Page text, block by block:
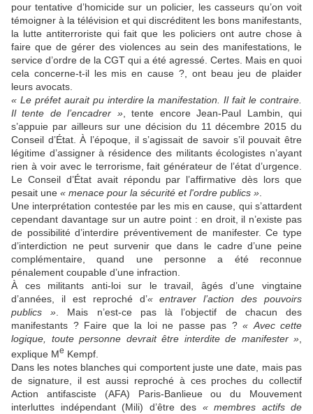
pour tentative d’homicide sur un policier, les casseurs qu’on voit
témoigner à la télévision et qui discréditent les bons manifestants,
la lutte antiterroriste qui fait que les policiers ont autre chose à
faire que de gérer des violences au sein des manifestations, le
service d’ordre de la CGT qui a été agressé. Certes. Mais en quoi
cela concerne-t-il les mis en cause ?, ont beau jeu de plaider
leurs avocats.
« Le préfet aurait pu interdire la manifestation. Il fait le contraire.
Il tente de l’encadrer », tente encore Jean-Paul Lambin, qui
s’appuie par ailleurs sur une décision du 11 décembre 2015 du
Conseil d’État. À l’époque, il s’agissait de savoir s’il pouvait être
légitime d’assigner à résidence des militants écologistes n’ayant
rien à voir avec le terrorisme, fait générateur de l’état d’urgence.
Le Conseil d’État avait répondu par l’affirmative dès lors que
pesait une « menace pour la sécurité et l'ordre publics »
Une interprétation contestée par les mis en cause, qui s’attardent
cependant davantage sur un autre point : en droit, il n’existe pas
de possibilité d’interdire préventivement de manifester. Ce type
d’interdiction ne peut survenir que dans le cadre d’une peine
complémentaire, quand une personne a été reconnue
pénalement coupable d’une infraction.
À ces militants anti-loi sur le travail, âgés d’une vingtaine
d’années, il est reproché d’« entraver l’action des pouvoirs
publics » . Mais n’est-ce pas là l’objectif de chacun des
manifestants ? Faire que la loi ne passe pas ? « Avec cette
logique, toute personne devrait être interdite de manifester »
explique Me Kempf.
Dans les notes blanches qui comportent juste une date, mais pas
de signature, il est aussi reproché à ces proches du collectif
Action antifasciste (AFA) Paris-Banlieue ou du Mouvement
interluttes indépendant (Mili) d’être des « membres actifs de